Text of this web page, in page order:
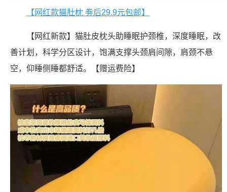
【网红款猫肚枕 劵后29.9元包邮】
【网红新款】猫肚皮枕头助睡眠护颈椎，深度睡眠，改
善计划，科学分区设计，饱满支撑头颈肩间隙，肩颈不悬
空，仰睡侧睡都舒适。【赠运费险】